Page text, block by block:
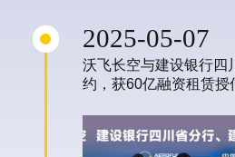
2025-05-07
沃飞长空与建设银行四
约，获60亿融资租赁授